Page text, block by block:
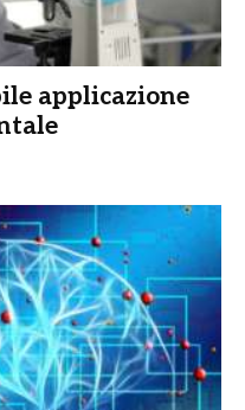
applicazione